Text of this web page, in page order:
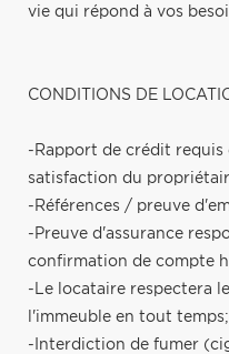
vie qui répond à vos
CONDITIONS DE
-Rapport de crédit
satisfaction du
-Références / preuve
-Preuve d'assurance
confirmation de compte
-Le locataire respectera
l'immeuble en tout temps;
-Interdiction de fumer